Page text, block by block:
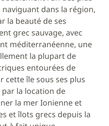
dans la région,
la beauté de ses
grec sauvage, avec
méditerranéenne, une
la plupart de
entourées de
cette île sous ses plus
par la location de
la mer Ionienne et
et îlots grecs depuis la